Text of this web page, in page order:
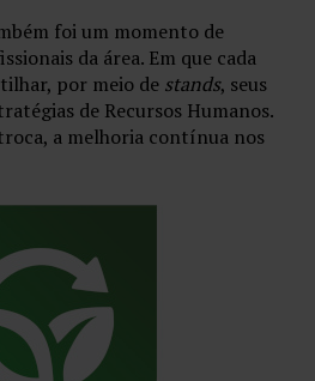
foi um momento de
da área. Em que cada
por meio de stands, seus
de Recursos Humanos.
a melhoria contínua nos